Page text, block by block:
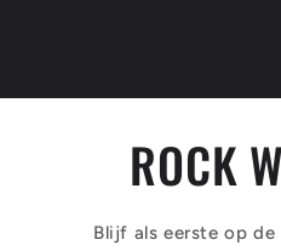
ROCK
Blijf als eerste op